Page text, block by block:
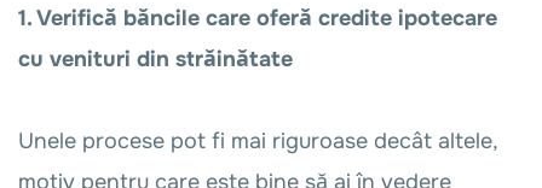
1. Verifică băncile care oferă credite ipotecare
cu venituri din străinătate
Unele procese pot fi mai riguroase decât altele,
motiv pentru care este bine să ai în vedere